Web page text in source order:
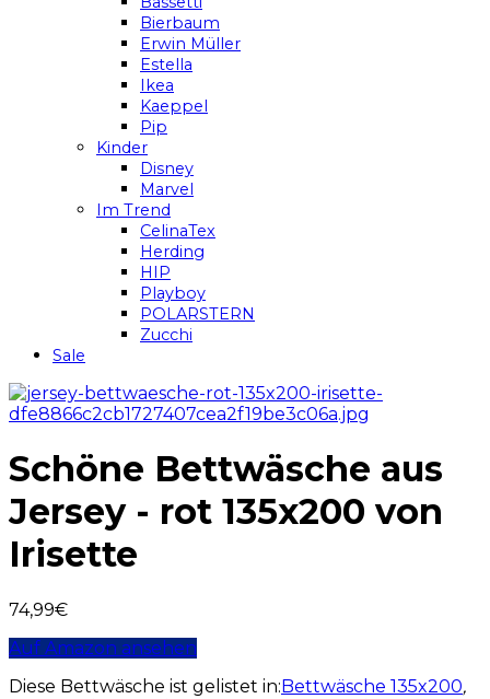
Bierbaum
Erwin Müller
Estella
Ikea
Kaeppel
Pip
Kinder
Disney
Marvel
Im Trend
CelinaTex
Herding
HIP
Playboy
POLARSTERN
Zucchi
Sale
Schöne Bettwäsche aus
Jersey - rot 135x200 von
Irisette
74,99€
Auf Amazon ansehen
Diese Bettwäsche ist gelistet in:Bettwäsche 135x200,